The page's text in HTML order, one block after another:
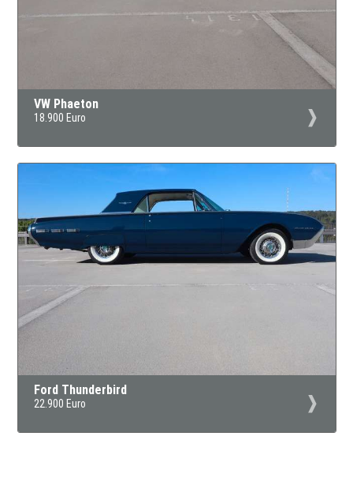
VW Phaeton
18.900 Euro
Ford Thunderbird
22.900 Euro